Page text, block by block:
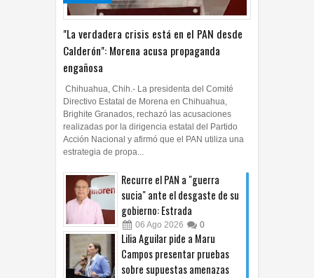
"La verdadera crisis está en el PAN desde
Calderón": Morena acusa propaganda
engañosa
Chihuahua, Chih.- La presidenta del Comité
Directivo Estatal de Morena en Chihuahua,
Brighite Granados, rechazó las acusaciones
realizadas por la dirigencia estatal del Partido
Acción Nacional y afirmó que el PAN utiliza una
estrategia de propa...
Recurre el PAN a "guerra
sucia" ante el desgaste de su
gobierno: Estrada
06 Ago 2026 0
Lilia Aguilar pide a Maru
Campos presentar pruebas
sobre supuestas amenazas